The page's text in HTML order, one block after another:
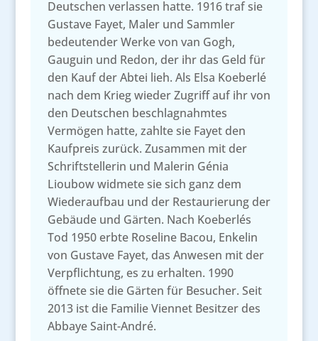
Deutschen verlassen hatte. 1916 traf sie
Gustave Fayet, Maler und Sammler
bedeutender Werke von van Gogh,
Gauguin und Redon, der ihr das Geld für
den Kauf der Abtei lieh. Als Elsa Koeberlé
nach dem Krieg wieder Zugriff auf ihr von
den Deutschen beschlagnahmtes
Vermögen hatte, zahlte sie Fayet den
Kaufpreis zurück. Zusammen mit der
Schriftstellerin und Malerin Génia
Lioubow widmete sie sich ganz dem
Wiederaufbau und der Restaurierung der
Gebäude und Gärten. Nach Koeberlés
Tod 1950 erbte Roseline Bacou, Enkelin
von Gustave Fayet, das Anwesen mit der
Verpflichtung, es zu erhalten. 1990
öffnete sie die Gärten für Besucher. Seit
2013 ist die Familie Viennet Besitzer des
Abbaye Saint-André.